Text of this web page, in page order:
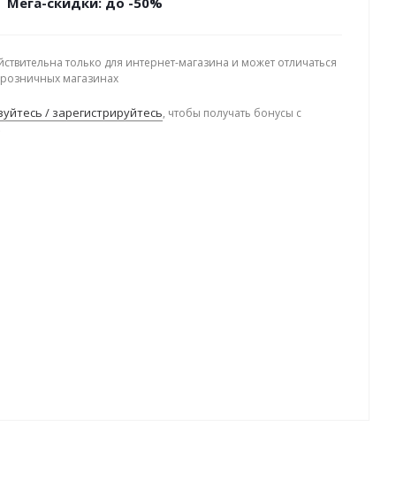
только для интернет-магазина и может отличаться
розничных магазинах
/ зарегистрируйтесь, чтобы получать бонусы с